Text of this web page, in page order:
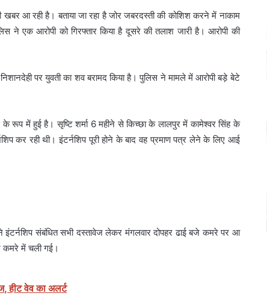
आ रही है। बताया जा रहा है जोर जबरदस्ती की कोशिश करने में नाकाम
ने एक आरोपी को गिरफ्तार किया है दूसरे की तलाश जारी है। आरोपी की
पर युवती का शव बरामद किया है। पुलिस ने मामले में आरोपी बड़े बेटे
के रूप में हुई है। सृष्टि शर्मा 6 महीने से किच्छा के लालपुर में कामेश्वर सिंह के
कर रही थी। इंटर्नशिप पूरी होने के बाद वह प्रमाण पत्र लेने के लिए आई
इंटर्नशिप संबंधित सभी दस्तावेज लेकर मंगलवार दोपहर ढाई बजे कमरे पर आ
कमरे में चली गई।
हीट वेव का अलर्ट